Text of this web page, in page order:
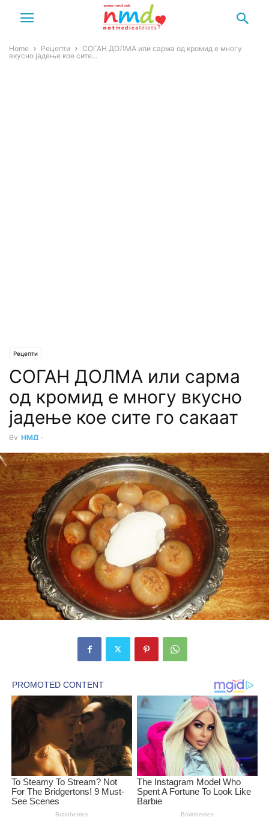
Home Рецепти
СОГАН ДОЛМА или сарма од кромид е многу
вкусно јадење кое сите...
Рецепти
СОГАН ДОЛМА или сарма
од кромид е многу вкусно
јадење кое сите го сакаат
By НМД -